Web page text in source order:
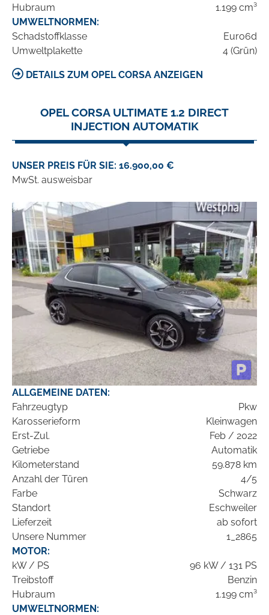
Hubraum
1.199 cm³
UMWELTNORMEN:
Schadstoffklasse
Euro6d
Umweltplakette
4 (Grün)
DETAILS ZUM OPEL CORSA ANZEIGEN
OPEL CORSA ULTIMATE 1.2 DIRECT
INJECTION AUTOMATIK
UNSER PREIS FÜR SIE: 16.900,00 €
MwSt. ausweisbar
ALLGEMEINE DATEN:
Fahrzeugtyp
Pkw
Karosserieform
Kleinwagen
Erst-Zul.
Feb / 2022
Getriebe
Automatik
Kilometerstand
59.878 km
Anzahl der Türen
4/5
Farbe
Schwarz
Standort
Eschweiler
Lieferzeit
ab sofort
Unsere Nummer
1_2865
MOTOR:
kW / PS
96 kW / 131 PS
Treibstoff
Benzin
Hubraum
1.199 cm³
UMWELTNORMEN: